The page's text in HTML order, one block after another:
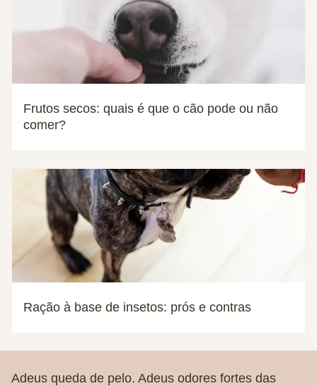
Frutos secos: quais é que o cão pode ou não
comer?
Ração à base de insetos: prós e contras
Adeus queda de pelo. Adeus odores fortes das